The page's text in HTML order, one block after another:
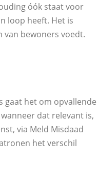
óók staat voor
loop heeft. Het is
van bewoners voedt.
gaat het om opvallende
dat relevant is,
via Meld Misdaad
het verschil